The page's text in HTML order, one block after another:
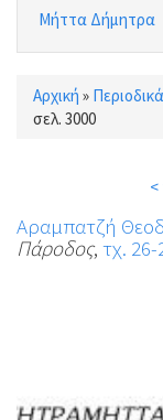
Μήττα Δήμητρα
Είστε εδώ
Αρχική » Περιοδικά
σελ. 3000
Αραμπατζή
Πάροδος, τχ. 26-